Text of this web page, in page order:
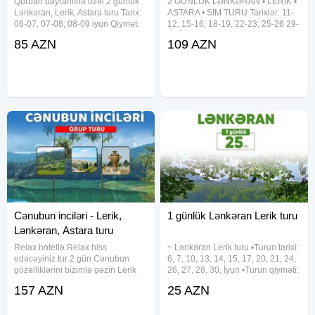
Lənkəran, Lerik, Astara turu Tarix:
06-07, 07-08, 08-09 iyun Qiymət:
109 Azn _ Diqqət Qeydiyyata
85 AZN
ASTARA • SIM TURU Tarixlər: 11-
12, 15-16, 18-19, 22-23, 25-26 29-
Daxildir: Vip nəqliyyat xidməti 2
109 AZN
Cənubun inciləri - Lerik,
Lənkəran, Astara turu
Relax hotellə Relax hiss
edəcəyiniz tur 2 gün Cənubun
gözəlliklərini bizimlə gəzin Lerik
məkanlarını seçilmiş doya doya
157 AZN
1 günlük Lənkəran Lerik turu
~ Lənkəran Lerik turu •Turun tarixi:
6, 7, 10, 13, 14, 15, 17, 20, 21, 24,
26, 27, 28, 30, İyun •Turun qiyməti:
Paket: 29 azn ✓Qiymətə daxildir:
25 AZN